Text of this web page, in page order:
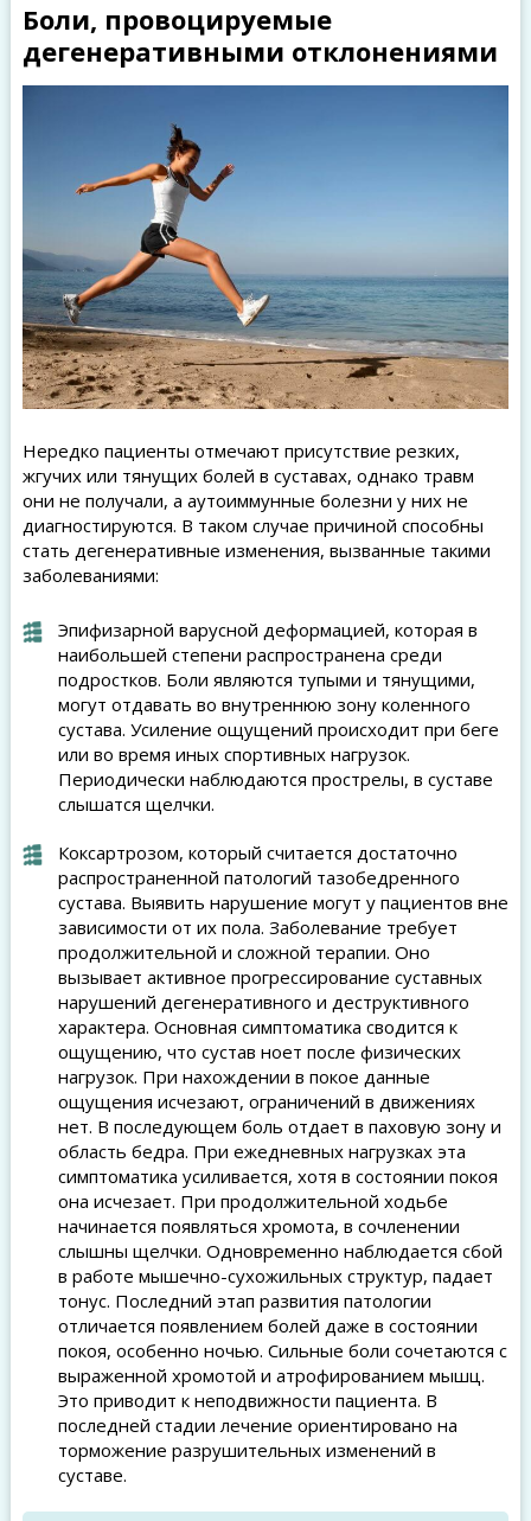
Боли, провоцируемые
дегенеративными отклонениями
Нередко пациенты отмечают присутствие резких,
жгучих или тянущих болей в суставах, однако травм
они не получали, а аутоиммунные болезни у них не
диагностируются. В таком случае причиной способны
стать дегенеративные изменения, вызванные такими
заболеваниями:
Эпифизарной варусной деформацией, которая в
наибольшей степени распространена среди
подростков. Боли являются тупыми и тянущими,
могут отдавать во внутреннюю зону коленного
сустава. Усиление ощущений происходит при беге
или во время иных спортивных нагрузок.
Периодически наблюдаются прострелы, в суставе
слышатся щелчки.
Коксартрозом, который считается достаточно
распространенной патологий тазобедренного
сустава. Выявить нарушение могут у пациентов вне
зависимости от их пола. Заболевание требует
продолжительной и сложной терапии. Оно
вызывает активное прогрессирование суставных
нарушений дегенеративного и деструктивного
характера. Основная симптоматика сводится к
ощущению, что сустав ноет после физических
нагрузок. При нахождении в покое данные
ощущения исчезают, ограничений в движениях
нет. В последующем боль отдает в паховую зону и
область бедра. При ежедневных нагрузках эта
симптоматика усиливается, хотя в состоянии покоя
она исчезает. При продолжительной ходьбе
начинается появляться хромота, в сочленении
слышны щелчки. Одновременно наблюдается сбой
в работе мышечно-сухожильных структур, падает
тонус. Последний этап развития патологии
отличается появлением болей даже в состоянии
покоя, особенно ночью. Сильные боли сочетаются с
выраженной хромотой и атрофированием мышц.
Это приводит к неподвижности пациента. В
последней стадии лечение ориентировано на
торможение разрушительных изменений в
суставе.